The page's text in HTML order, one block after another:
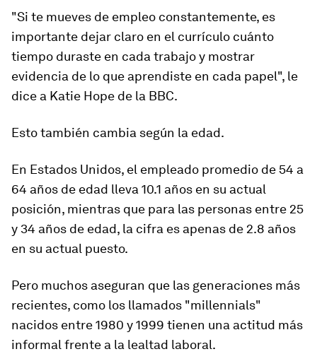
"Si te mueves de empleo constantemente, es
importante dejar claro en el currículo cuánto
tiempo duraste en cada trabajo y mostrar
evidencia de lo que aprendiste en cada papel", le
dice a Katie Hope de la BBC.
Esto también cambia según la edad.
En Estados Unidos, el empleado promedio de 54 a
64 años de edad lleva 10.1 años en su actual
posición, mientras que para las personas entre 25
y 34 años de edad, la cifra es apenas de 2.8 años
en su actual puesto.
Pero muchos aseguran que las generaciones más
recientes, como los llamados "millennials"
nacidos entre 1980 y 1999 tienen una actitud más
informal frente a la lealtad laboral.